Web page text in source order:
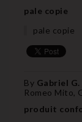
pale copie
pale copie
By Gabriel G.
Romeo Mito,
produit